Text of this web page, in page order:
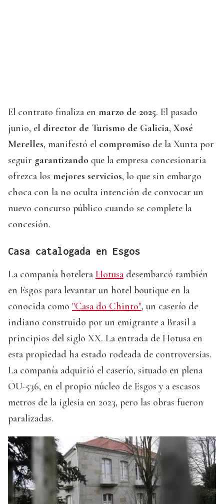
El contrato finaliza en marzo de 2025. El pasado
junio, el director de Turismo de Galicia, Xosé
Merelles, manifestó el compromiso de la Xunta por
seguir garantizando que la empresa concesionaria
ofrezca los mejores servicios, lo que sin embargo
choca con la no oculta intención de convocar un
nuevo concurso público cuando se complete la
concesión.
Casa catalogada en Esgos
La compañía hotelera Hotusa desembarcó también
en Esgos para levantar un hotel boutique en la
conocida como "Casa do Chinto", un caserío de
indiano construido por un emigrante a Brasil a
principios del siglo XX. La entrada de Hotusa en
esta propiedad ha estado rodeada de controversias.
La compañía adquirió el caserío, situado en plena
OU-536, en el propio núcleo de Esgos y a escasos
metros de la iglesia en 2023, pero las obras fueron
paralizadas.